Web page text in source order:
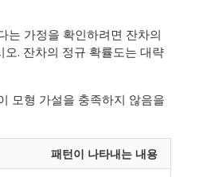
는 가정을 확인하려면 잔차의
. 잔차의 정규 확률도는 대략
모형 가설을 충족하지 않음을
패턴이 나타내는 내용